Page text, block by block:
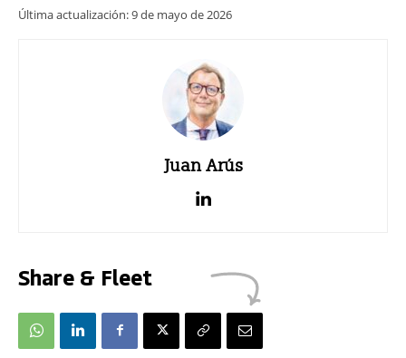
Última actualización:9 de mayo de 2026
Juan Arús
Share & Fleet